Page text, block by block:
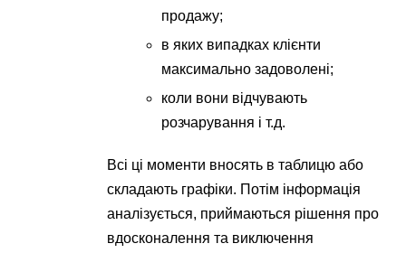
продажу;
в яких випадках клієнти
максимально задоволені;
коли вони відчувають
розчарування і т.д.
Всі ці моменти вносять в таблицю або
складають графіки. Потім інформація
аналізується, приймаються рішення про
вдосконалення та виключення